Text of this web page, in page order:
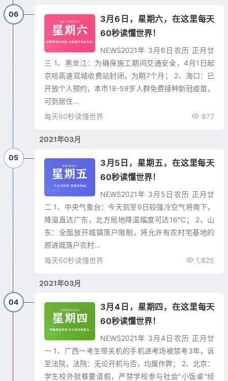
06
3月6日，星期六，在这里每天
60秒读懂世界！
NEWS2021年 3月6日农历 正月廿
三 1、黑龙江：为确保施工期间交通安全，4月1日起
京哈高速双城收费站封闭，为期7个月； 2、海口：已
开放个人预约，本市18-59岁人群免费接种新冠疫苗，
可到居住...
每天60秒读懂世界 877
05
3月5日，星期五，在这里每天
60秒读懂世界！
NEWS2021年 3月5日农历 正月廿
二 1、中央气象台：今天到至6日较强冷空气将南下，
降温直达广东，北方局地降温幅度可达16℃； 2、山
东：全面放开城镇落户限制，将允许有农村宅基地的
原进城落户农村...
2021年03月
每天60秒读懂世界 1,825
04
3月4日，星期四，在这里每天
60秒读懂世界！
NEWS2021年 3月4日农历 正月廿
一 1、广西一考生带关机的手机进考场被禁考3年，诉
至法院，法院：无论开机与否，均属作弊； 2、北京：
学生校外就餐要请假，严禁学校参与社会"小饭桌"经
2021年03月